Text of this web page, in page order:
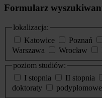
Formularz
lokalizacja:
Katowice
Poznań
Warszawa
Wrocław
poziom studiów:
I stopnia
II stopnia
doktoraty
podyplomowe